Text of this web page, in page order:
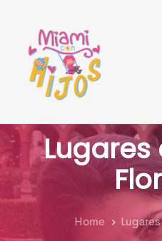
primary
navigation
content
Lugares
Home